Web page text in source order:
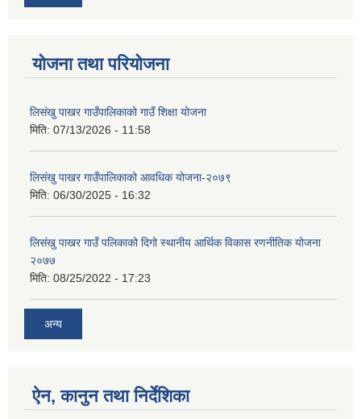
योजना तथा परियोजना
लिसंखु पाखर गाउँपालिकाको गाउँ शिक्षा योजना
मिति: 07/13/2026 - 11:58
लिसंखु पाखर गाउँपालिकाको आवधिक योजना-२०७९
मिति: 06/30/2025 - 16:32
लिसंखु पाखर गाउँ पलिकाको दिगो स्थानीय आर्थिक विकास रणनीतिक योजना
२०७७
मिति: 08/25/2022 - 17:23
अन्य
ऐन, कानुन तथा निर्देशिका